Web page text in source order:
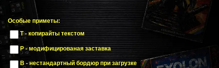
Особые приметы:
T - копирайты текстом
P - модифицированая заставка
B - нестандартный бордюр при загрузке